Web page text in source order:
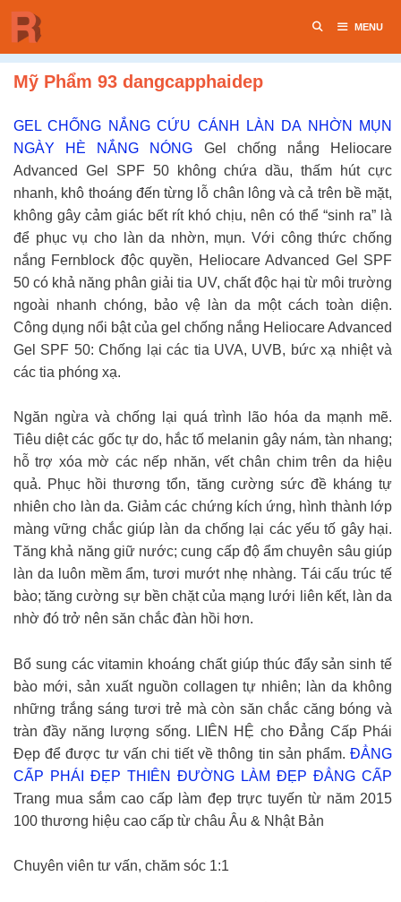
Chuyển
đến
nội
dung
MENU
Mỹ Phẩm 93 dangcapphaidep
GEL CHỐNG NẮNG CỨU CÁNH LÀN DA NHỜN MỤN
NGÀY HÈ NẮNG NÓNG Gel chống nắng Heliocare
Advanced Gel SPF 50 không chứa dầu, thấm hút cực
nhanh, khô thoáng đến từng lỗ chân lông và cả trên bề mặt,
không gây cảm giác bết rít khó chịu, nên có thể “sinh ra” là
để phục vụ cho làn da nhờn, mụn. Với công thức chống
nắng Fernblock độc quyền, Heliocare Advanced Gel SPF
50 có khả năng phân giải tia UV, chất độc hại từ môi trường
ngoài nhanh chóng, bảo vệ làn da một cách toàn diện.
Công dụng nổi bật của gel chống nắng Heliocare Advanced
Gel SPF 50: Chống lại các tia UVA, UVB, bức xạ nhiệt và
các tia phóng xạ.
Ngăn ngừa và chống lại quá trình lão hóa da mạnh mẽ.
Tiêu diệt các gốc tự do, hắc tố melanin gây nám, tàn nhang;
hỗ trợ xóa mờ các nếp nhăn, vết chân chim trên da hiệu
quả. Phục hồi thương tổn, tăng cường sức đề kháng tự
nhiên cho làn da. Giảm các chứng kích ứng, hình thành lớp
màng vững chắc giúp làn da chống lại các yếu tố gây hại.
Tăng khả năng giữ nước; cung cấp độ ẩm chuyên sâu giúp
làn da luôn mềm ẩm, tươi mướt nhẹ nhàng. Tái cấu trúc tế
bào; tăng cường sự bền chặt của mạng lưới liên kết, làn da
nhờ đó trở nên săn chắc đàn hồi hơn.
Bổ sung các vitamin khoáng chất giúp thúc đẩy sản sinh tế
bào mới, sản xuất nguồn collagen tự nhiên; làn da không
những trắng sáng tươi trẻ mà còn săn chắc căng bóng và
tràn đầy năng lượng sống. LIÊN HỆ cho Đẳng Cấp Phái
Đẹp để được tư vấn chi tiết về thông tin sản phẩm. ĐẲNG
CẤP PHÁI ĐẸP THIÊN ĐƯỜNG LÀM ĐẸP ĐẲNG CẤP
Trang mua sắm cao cấp làm đẹp trực tuyến từ năm 2015
100 thương hiệu cao cấp từ châu Âu & Nhật Bản
Chuyên viên tư vấn, chăm sóc 1:1